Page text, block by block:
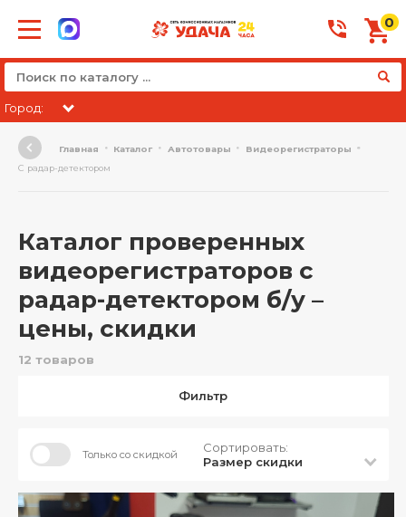
0
Город:
Главная Каталог Автотовары
Видеорегистраторы
С радар-детектором
Каталог проверенных
видеорегистраторов с
радар-детектором б/у –
цены, скидки
12 товаров
Фильтр
Только со скидкой
Сортировать:
Размер скидки